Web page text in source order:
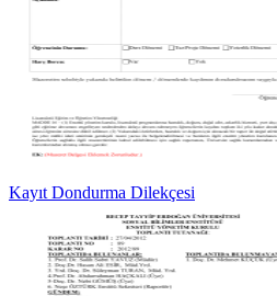
Kayıt Dondurma Dilekçesi